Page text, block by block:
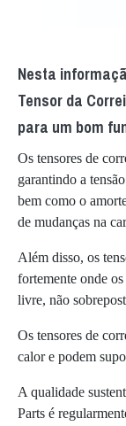
Nesta
Tensor da
para um bom
Os tensores de
garantindo a
bem como o
de mudanças na
Além disso, os
fortemente onde
livre, não
Os tensores de
calor e podem
A qualidade
Parts é